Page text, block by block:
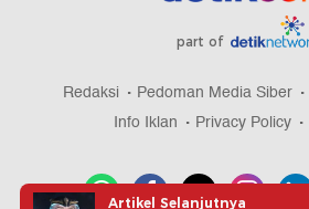
part of
Redaksi Pedoman Media Siber
Info Iklan
Privacy Policy
Artikel Selanjutnya